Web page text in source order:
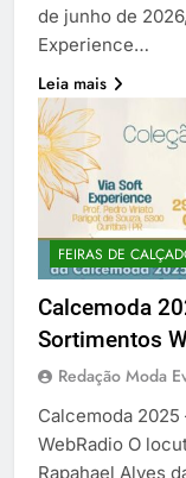
de junho de
Experience…
Leia mais
FEIRAS DE
Calcemoda
Sortimentos
Redação Moda
Calcemoda
WebRadio O
Rapahael Alves